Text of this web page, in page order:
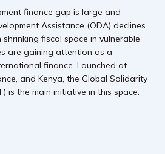
finance gap is large and
Assistance (ODA) declines
fiscal space in vulnerable
are gaining attention as a
finance. Launched at
and Kenya, the Global Solidarity
is the main initiative in this space.